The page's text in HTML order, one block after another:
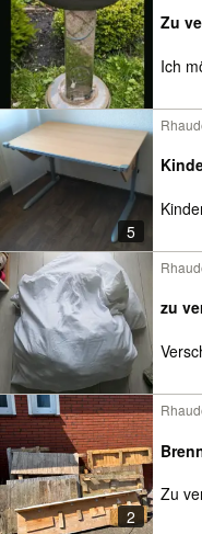
Zu
Ich
5
zu
2
Zu